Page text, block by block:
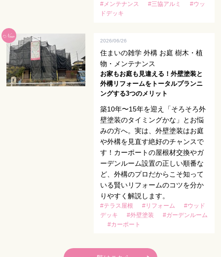
#メンテナンス
#三協アルミ
#ウッ
ドデッキ
2026/06/26
住まいの雑学 外構 お庭 樹木・植
物・メンテナンス
お家もお庭も見違える！外壁塗装と
外構リフォームをトータルプランニ
ングする3つのメリット
築10年〜15年を迎え「そろそろ外
壁塗装のタイミングかな」とお悩
みの方へ。実は、外壁塗装はお庭
や外構を見直す絶好のチャンスで
す！カーポートの屋根材交換やガ
ーデンルーム設置の正しい順番な
ど、外構のプロだからこそ知って
いる賢いリフォームのコツを分か
りやすく解説します。
#テラス屋根 #リフォーム
#ウッド
デッキ
#外壁塗装
#ガーデンルーム
#カーポート